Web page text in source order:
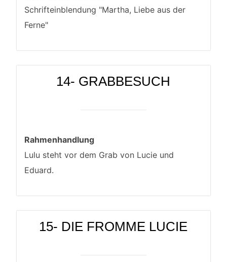
Schrifteinblendung "Martha, Liebe aus der
Ferne"
14- GRABBESUCH
Rahmenhandlung
Lulu steht vor dem Grab von Lucie und
Eduard.
15- DIE FROMME LUCIE